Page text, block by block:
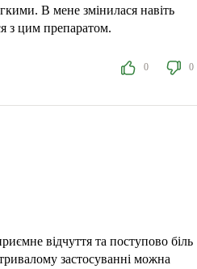
В мене змінилася навіть
з цим препаратом.
0 0
відчуття та поступово біль
застосуванні можна